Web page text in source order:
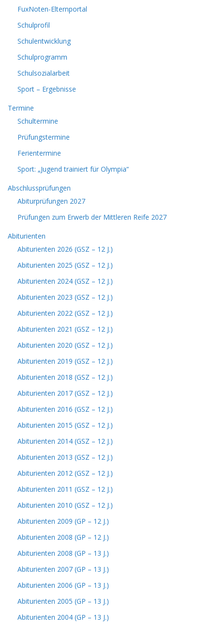
FuxNoten-Elternportal
Schulprofil
Schulentwicklung
Schulprogramm
Schulsozialarbeit
Sport – Ergebnisse
Termine
Schultermine
Prüfungstermine
Ferientermine
Sport: „Jugend trainiert für Olympia“
Abschlussprüfungen
Abiturprüfungen 2027
Prüfungen zum Erwerb der Mittleren Reife 2027
Abiturienten
Abiturienten 2026 (GSZ – 12 J.)
Abiturienten 2025 (GSZ – 12 J.)
Abiturienten 2024 (GSZ – 12 J.)
Abiturienten 2023 (GSZ – 12 J.)
Abiturienten 2022 (GSZ – 12 J.)
Abiturienten 2021 (GSZ – 12 J.)
Abiturienten 2020 (GSZ – 12 J.)
Abiturienten 2019 (GSZ – 12 J.)
Abiturienten 2018 (GSZ – 12 J.)
Abiturienten 2017 (GSZ – 12 J.)
Abiturienten 2016 (GSZ – 12 J.)
Abiturienten 2015 (GSZ – 12 J.)
Abiturienten 2014 (GSZ – 12 J.)
Abiturienten 2013 (GSZ – 12 J.)
Abiturienten 2012 (GSZ – 12 J.)
Abiturienten 2011 (GSZ – 12 J.)
Abiturienten 2010 (GSZ – 12 J.)
Abiturienten 2009 (GP – 12 J.)
Abiturienten 2008 (GP – 12 J.)
Abiturienten 2008 (GP – 13 J.)
Abiturienten 2007 (GP – 13 J.)
Abiturienten 2006 (GP – 13 J.)
Abiturienten 2005 (GP – 13 J.)
Abiturienten 2004 (GP – 13 J.)